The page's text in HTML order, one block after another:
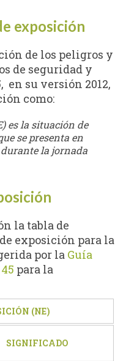
exposición
de los peligros y
de seguridad y
en su versión 2012,
como:
es la situación de
se presenta en
la jornada
la tabla de
exposición para la
por la Guía
para la
(NE)
SIGNIFICADO